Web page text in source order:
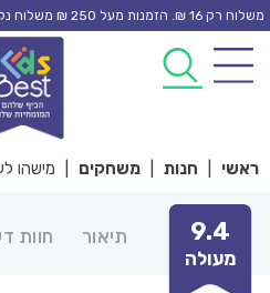
Skip
content
משלוח רק 16 ₪. הזמנות מעל 250 ₪ משלוח נק’ איסוף חינם
ראשי חנות משחקים מישהו
9.4
מעולה
תיאור חוות